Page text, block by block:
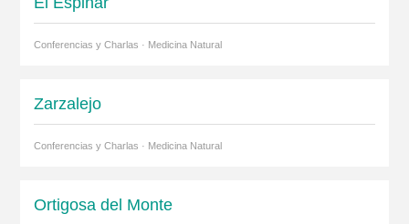
Conferencias y Charlas · Medicina Natural
Zarzalejo
Conferencias y Charlas · Medicina Natural
Ortigosa del Monte